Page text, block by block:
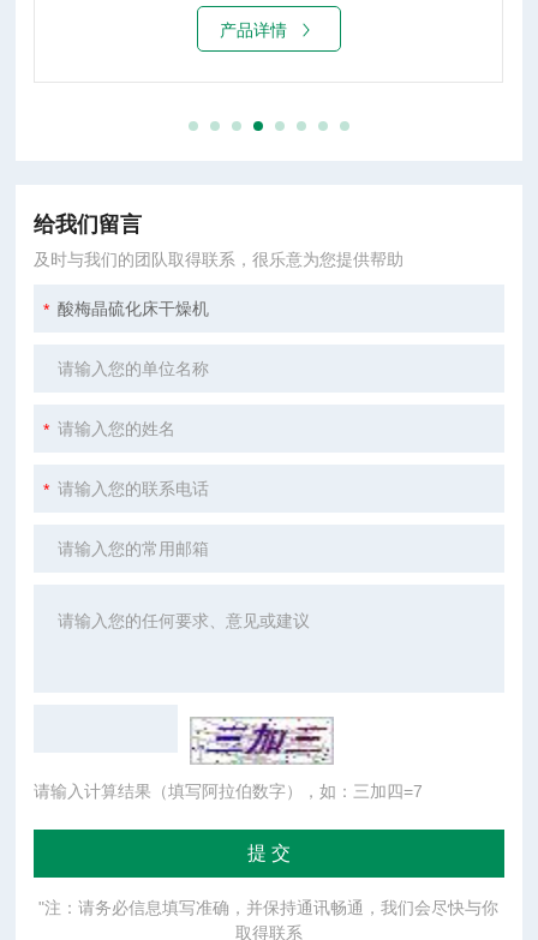
产品详情
给我们留言
及时与我们的团队取得联系，很乐意为您提供帮助
请输入计算结果（填写阿拉伯数字），如：三加四=7
"注：请务必信息填写准确，并保持通讯畅通，我们会尽快与你
取得联系